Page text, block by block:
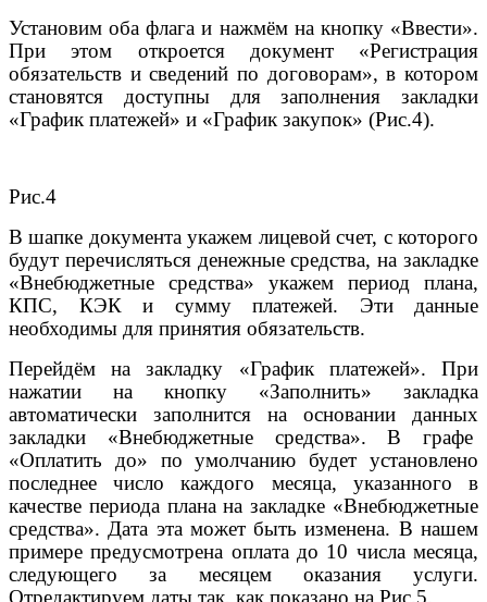
Установим оба флага и нажмём на кнопку «Ввести».
При этом откроется документ «Регистрация
обязательств и сведений по договорам», в котором
становятся доступны для заполнения закладки
«График платежей» и «График закупок» (Рис.4).
Рис.4
В шапке документа укажем лицевой счет, с которого
будут перечисляться денежные средства, на закладке
«Внебюджетные средства» укажем период плана,
КПС, КЭК и сумму платежей. Эти данные
необходимы для принятия обязательств.
Перейдём на закладку «График платежей». При
нажатии на кнопку «Заполнить» закладка
автоматически заполнится на основании данных
закладки «Внебюджетные средства». В графе
«Оплатить до» по умолчанию будет установлено
последнее число каждого месяца, указанного в
качестве периода плана на закладке «Внебюджетные
средства». Дата эта может быть изменена. В нашем
примере предусмотрена оплата до 10 числа месяца,
следующего за месяцем оказания услуги.
Отредактируем даты так, как показано на Рис.5.